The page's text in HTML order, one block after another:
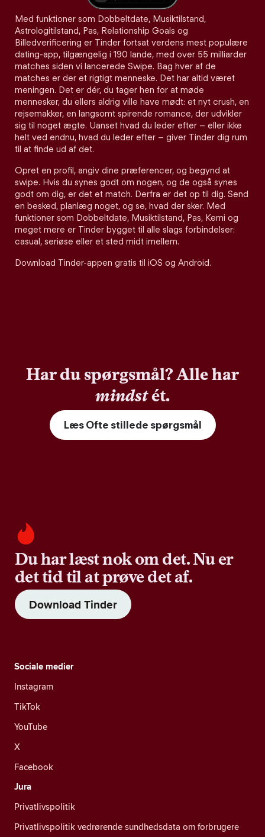
Med funktioner som Dobbeltdate, Musiktilstand,
Astrologitilstand, Pas, Relationship Goals og
Billedverificering er Tinder fortsat verdens mest populære
dating-app, tilgængelig i 190 lande, med over 55 milliarder
matches siden vi lancerede Swipe. Bag hver af de
matches er der et rigtigt menneske. Det har altid været
meningen. Det er dér, du tager hen for at møde
mennesker, du ellers aldrig ville have mødt: et nyt crush, en
rejsemakker, en langsomt spirende romance, der udvikler
sig til noget ægte. Uanset hvad du leder efter – eller ikke
helt ved endnu, hvad du leder efter – giver Tinder dig rum
til at finde ud af det.
Opret en profil, angiv dine præferencer, og begynd at
swipe. Hvis du synes godt om nogen, og de også synes
godt om dig, er det et match. Derfra er det op til dig. Send
en besked, planlæg noget, og se, hvad der sker. Med
funktioner som Dobbeltdate, Musiktilstand, Pas, Kemi og
meget mere er Tinder bygget til alle slags forbindelser:
casual, seriøse eller et sted midt imellem.
Download Tinder-appen gratis til iOS og Android.
Har du spørgsmål? Alle har
mindstét.
Læs Ofte stillede spørgsmål
Du har læst nok om det. Nu er
det tid til at prøve det af.
Download Tinder
Sociale medier
Instagram
TikTok
YouTube
X
Facebook
Jura
Privatlivspolitik
Privatlivspolitik vedrørende sundhedsdata om forbrugere